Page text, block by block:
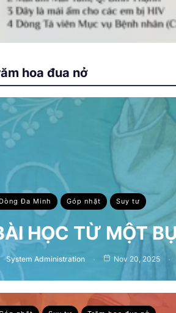
hoa đua nở
Dòng Đa Minh Góp nhặt Suy tư
HỌC TỪ MỘT
System Administration Nov 20, 2025